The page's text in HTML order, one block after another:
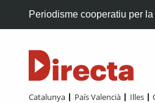
Periodisme cooperatiu per
Catalunya País Valencià Illes